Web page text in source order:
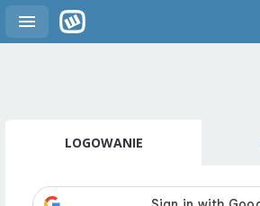
LOGOWANIE